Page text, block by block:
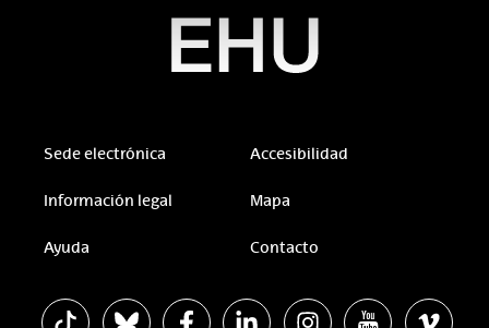
Sede electrónica Accesibilidad
Información legal Mapa
Ayuda Contacto